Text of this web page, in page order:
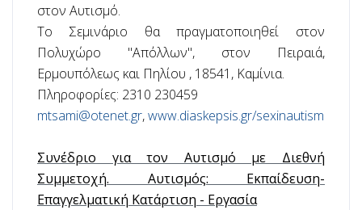
στον Αυτισμό.
Το Σεμινάριο θα πραγματοποιηθεί στον
Πολυχώρο "Απόλλων", στον Πειραιά,
Ερμουπόλεως και Πηλίου , 18541, Καμίνια.
Πληροφορίες: 2310 230459
mtsami@otenet.gr,www.diaskepsis.gr/sexinautism
Συνέδριο για τον Αυτισμό με Διεθνή
Συμμετοχή. Αυτισμός: Εκπαίδευση-
Επαγγελματική Κατάρτιση - Εργασία